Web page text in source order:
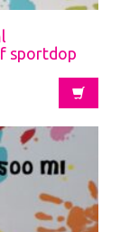
sportdop